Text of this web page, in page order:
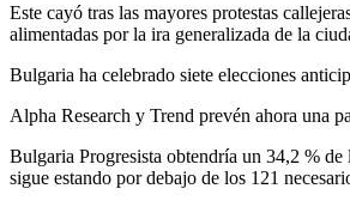
Este cayó tras las mayores protestas
alimentadas por la ira generalizada de la
Bulgaria ha celebrado siete elecciones
Alpha Research y Trend prevén ahora una
Bulgaria Progresista obtendría un 34,2 %
sigue estando por debajo de los 121